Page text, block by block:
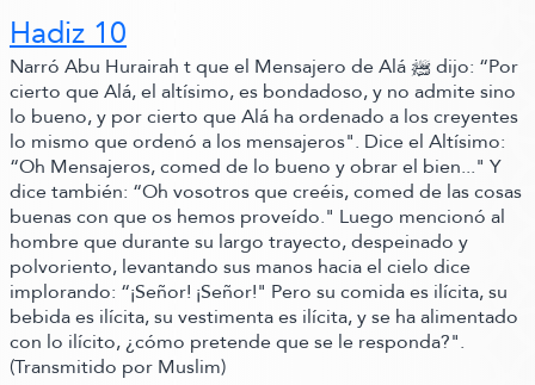
Hadiz 10
Narró Abu Hurairah t que el Mensajero de Alá ﷺ‬ dijo: “Por
cierto que Alá, el altísimo, es bondadoso, y no admite sino
lo bueno, y por cierto que Alá ha ordenado a los creyentes
lo mismo que ordenó a los mensajeros". Dice el Altísimo:
“Oh Mensajeros, comed de lo bueno y obrar el bien..." Y
dice también: “Oh vosotros que creéis, comed de las cosas
buenas con que os hemos proveído." Luego mencionó al
hombre que durante su largo trayecto, despeinado y
polvoriento,levantando sus manos hacia el cielo dice
implorando: “¡Señor! ¡Señor!" Pero su comida es ilícita, su
bebida es ilícita, su vestimenta es ilícita, y se ha alimentado
con lo ilícito, ¿cómo pretende que se le responda?".
(Transmitido por Muslim)